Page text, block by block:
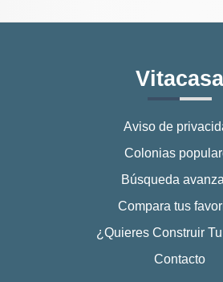
Vitacasa
Aviso de
Colonias
Búsqueda
Compara tus
¿Quieres Construir
Contacto